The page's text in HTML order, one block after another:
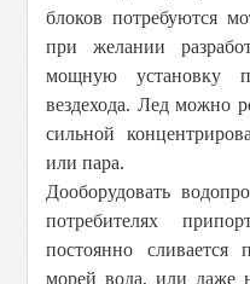
блоков потребуются
при желании
мощную установку
вездехода. Лед можно
сильной
или пара.
Дооборудовать
потребителях
постоянно сливается
морей вода, или даже